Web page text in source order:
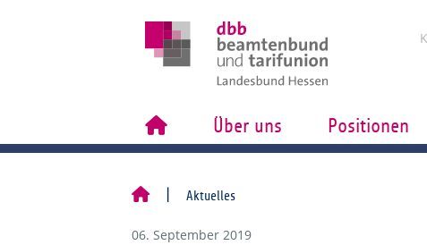
Über uns Positionen
Aktuelles
06. September 2019